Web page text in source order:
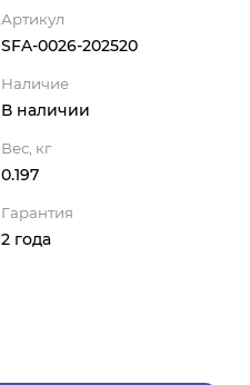
Артикул
SFA-0026-202520
Наличие
В наличии
Вес, кг
0.197
Гарантия
2 года